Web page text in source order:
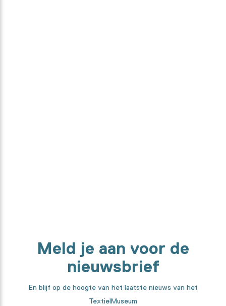
Meld je aan voor de
nieuwsbrief
En blijf op de hoogte van het laatste nieuws van het
TextielMuseum